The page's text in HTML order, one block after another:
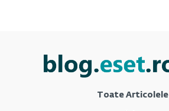
Toate Articolele